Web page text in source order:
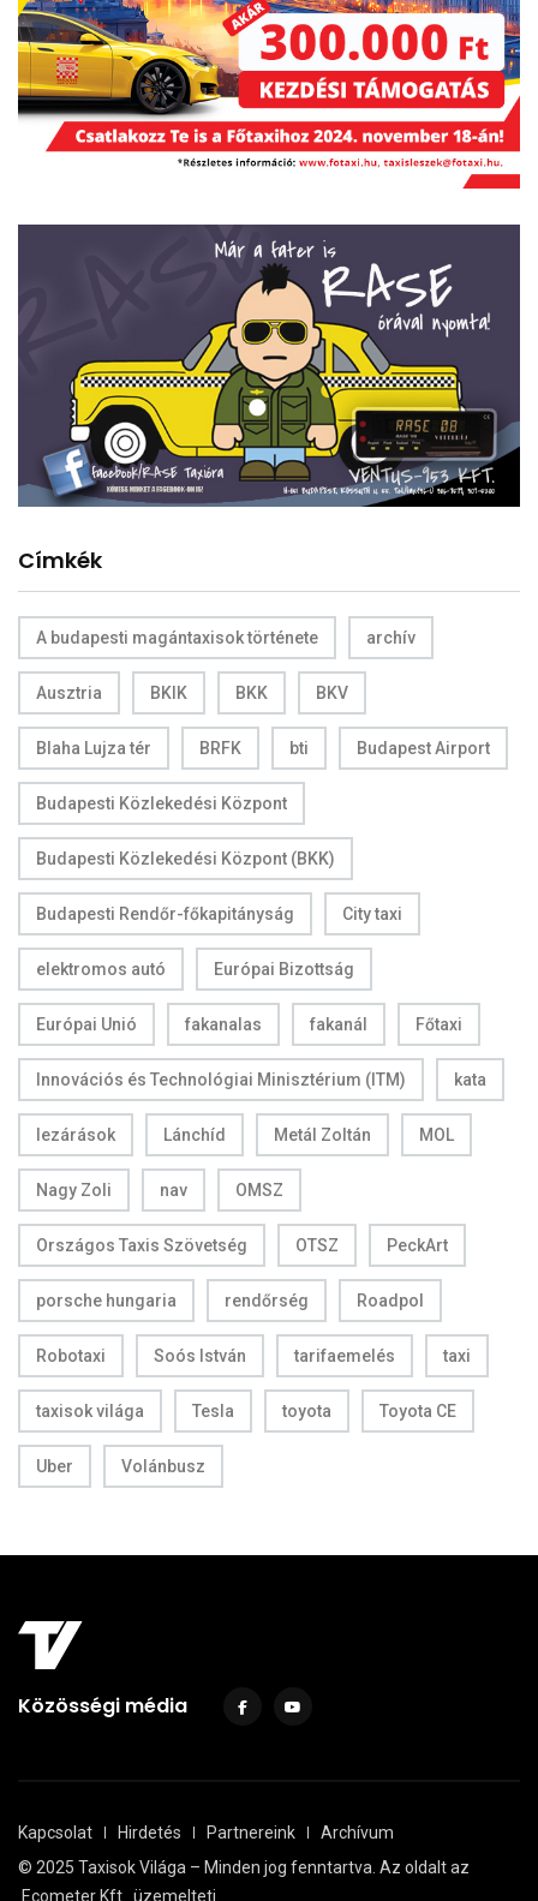
Címkék
A budapesti magántaxisok története archív
Ausztria BKIK BKK BKV
Blaha Lujza tér BRFK bti Budapest Airport
Budapesti Közlekedési Központ
Budapesti Közlekedési Központ (BKK)
Budapesti Rendőr-főkapitányság City taxi
elektromos autó Európai Bizottság
Európai Unió fakanalas fakanál Főtaxi
Innovációs és Technológiai Minisztérium (ITM) kata
lezárások Lánchíd Metál Zoltán MOL
Nagy Zoli nav OMSZ
Országos Taxis Szövetség OTSZ PeckArt
porsche hungaria rendőrség Roadpol
Robotaxi Soós István tarifaemelés taxi
taxisok világa Tesla toyota Toyota CE
Uber Volánbusz
Közösségi média
Kapcsolat Hirdetés Partnereink
Archívum
© 2025 Taxisok Világa – Minden jog fenntartva. Az oldalt az
Ecometer Kft. üzemelteti.